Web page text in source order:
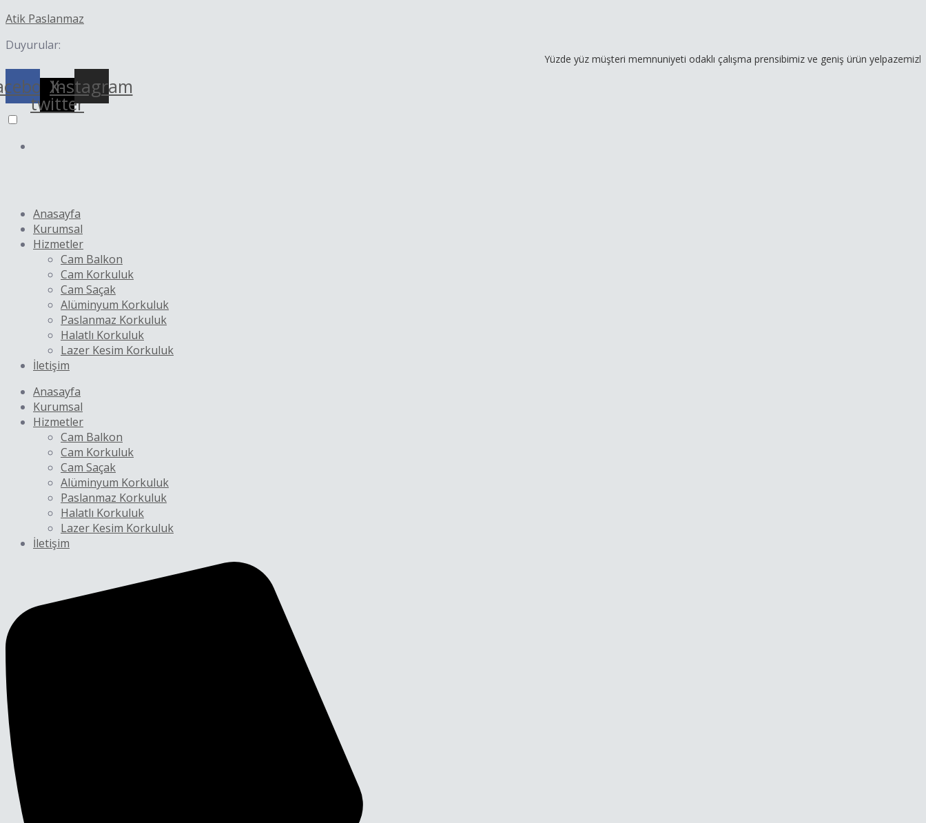
atla
Atik Paslanmaz
Duyurular:
Yüzde yüz müşteri memnuniyeti odaklı çalışma prensibimiz ve geniş ürün yelpazemizle
X-
twitter
Instagram
Anasayfa
Kurumsal
Hizmetler
Cam Balkon
Cam Korkuluk
Cam Saçak
Alüminyum Korkuluk
Paslanmaz Korkuluk
Halatlı Korkuluk
Lazer Kesim Korkuluk
İletişim
Anasayfa
Kurumsal
Hizmetler
Cam Balkon
Cam Korkuluk
Cam Saçak
Alüminyum Korkuluk
Paslanmaz Korkuluk
Halatlı Korkuluk
Lazer Kesim Korkuluk
İletişim
dolaşımı